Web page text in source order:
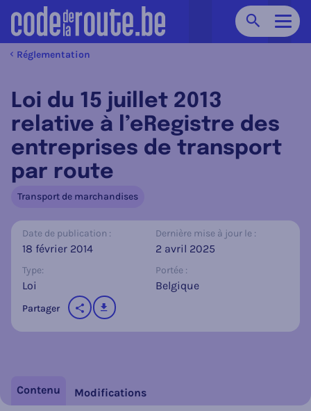
Chercher
Réglementation
Loi du 15 juillet 2013
relative à l’eRegistre des
entreprises de transport
par route
Transport de marchandises
Date de publication :
18 février 2014
Dernière mise à jour le :
2 avril 2025
Type:
Loi
Portée :
Belgique
Partager
sur les réseaux sociaux
télécharger
Contenu Modifications